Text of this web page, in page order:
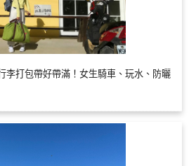
李打包帶好帶滿！女生騎車、玩水、防曬